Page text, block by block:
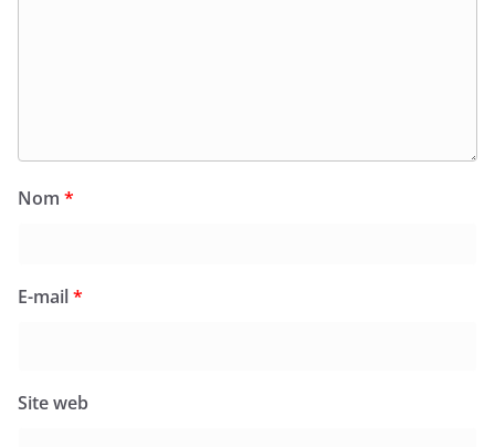
Nom *
E-mail*
Site web